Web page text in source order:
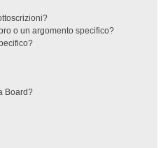
o un argomento specifico?
Board?